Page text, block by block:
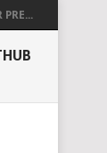
PRE...